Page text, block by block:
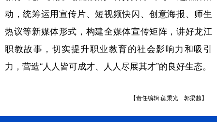
动，统筹运用宣传片、短视频快闪、创意海报、师生
热议等新媒体形式，构建全媒体宣传矩阵，讲好龙江
职教故事，切实提升职业教育的社会影响力和吸引
力，营造“人人皆可成才、人人尽展其才”的良好生态。
【责任编辑:颜秉光 郭梁越】